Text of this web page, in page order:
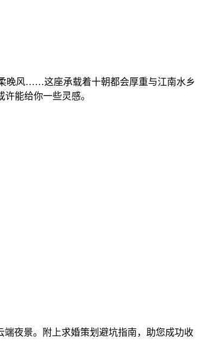
晚风……这座承载着十朝都会厚重与江南水乡
能给你一些灵感。
夜景。附上求婚策划避坑指南，助您成功收